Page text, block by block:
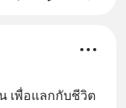
เพื่อแลกกับชีวิต